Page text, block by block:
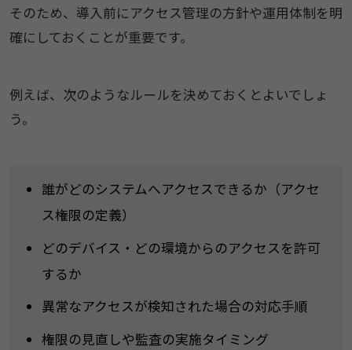
そのため、導入前にアクセス管理の方針や運用体制を明
確にしておくことが重要です。
例えば、次のようなルールを決めておくとよいでしょ
う。
誰がどのシステムへアクセスできるか（アクセ
ス権限の定義）
どのデバイス・どの環境からのアクセスを許可
するか
異常なアクセスが検知された場合の対応手順
権限の見直しや監査の実施タイミング